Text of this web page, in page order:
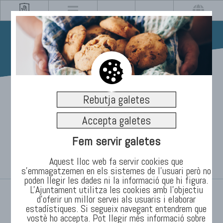
04/08/2022
Obertes les inscripcions
per la 45a Cursa atlètica
de Festa Major
/ TEMES / Informació / Notícies
Rebutja galetes
Accepta galetes
Fem servir galetes
Aquest lloc web fa servir cookies que
s’emmagatzemen en els sistemes de l'usuari però no
poden llegir les dades ni la informació que hi figura.
L'Ajuntament utilitza les cookies amb l'objectiu
d’oferir un millor servei als usuaris i elaborar
estadístiques. Si segueix navegant entendrem que
vostè ho accepta. Pot llegir més informació sobre